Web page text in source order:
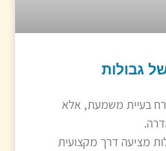
גבולות
בעיית משמעת, אלא
מציעה דרך מקצועית